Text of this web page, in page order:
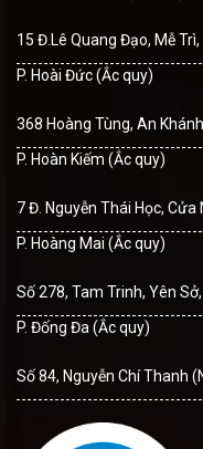
15 Đ.Lê Quang Đạo, Mễ
P. Hoài Đức (Ắc quy)
368 Hoàng Tùng, An
P. Hoàn Kiếm (Ắc quy)
7 Đ. Nguyễn Thái Học, Cửa
P. Hoàng Mai (Ắc quy)
Số 278, Tam Trinh, Yên
P. Đống Đa (Ắc quy)
Số 84, Nguyễn Chí Thanh